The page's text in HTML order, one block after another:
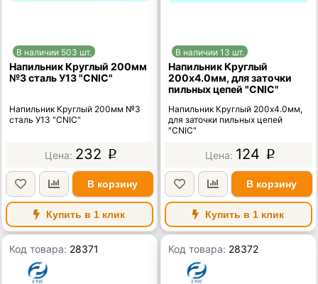
В наличии 503 шт.
Напильник Круглый 200мм
№3 сталь У13 "CNIC"
Напильник Круглый 200мм №3
сталь У13 "CNIC"
232 p
В корзину
Купить в 1 клик
В наличии 13 шт.
Напильник Круглый
200х4.0мм, для заточки
пильных цепей "CNIC"
Напильник Круглый 200х4.0мм,
для заточки пильных цепей
"CNIC"
124 p
В корзину
Купить в 1 клик
Код товара: 28371 Код товара: 28372